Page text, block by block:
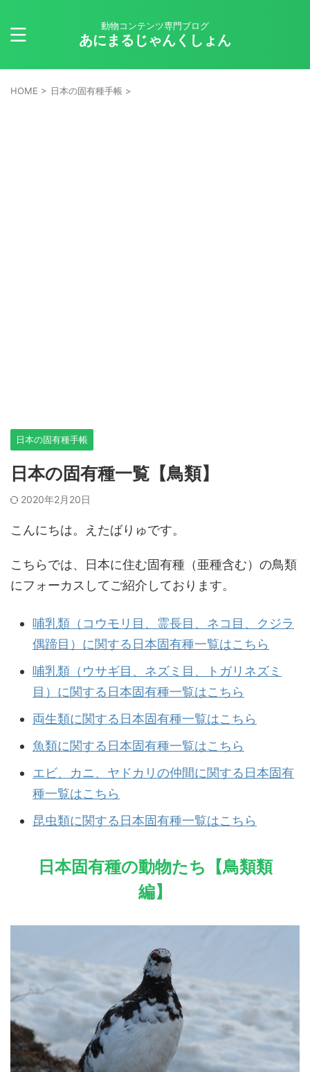
動物コンテンツ専門ブログ
あにまるじゃんくしょん
HOME > 日本の固有種手帳 >
日本の固有種手帳
日本の固有種一覧【鳥類】
2020年2月20日
こんにちは。えたばりゅです。
こちらでは、日本に住む固有種（亜種含む）の鳥類
にフォーカスしてご紹介しております。
哺乳類（コウモリ目、霊長目、ネコ目、クジラ
偶蹄目）に関する日本固有種一覧はこちら
哺乳類（ウサギ目、ネズミ目、トガリネズミ
目）に関する日本固有種一覧はこちら
両生類に関する日本固有種一覧はこちら
魚類に関する日本固有種一覧はこちら
エビ、カニ、ヤドカリの仲間に関する日本固有
種一覧はこちら
昆虫類に関する日本固有種一覧はこちら
日本固有種の動物たち【鳥類類
編】